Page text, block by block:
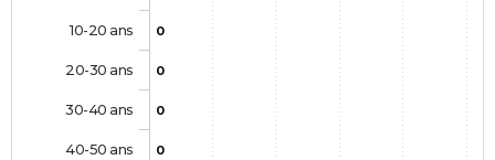
0
0
0
0
10-20 ans
20-30 ans
30-40 ans
40-50 ans